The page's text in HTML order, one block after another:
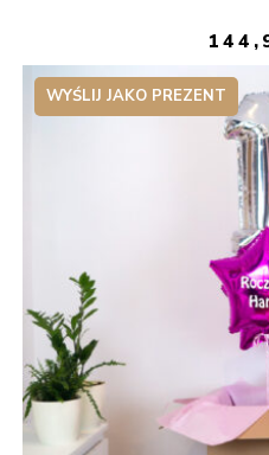
WYŚLIJ JAKO PREZENT